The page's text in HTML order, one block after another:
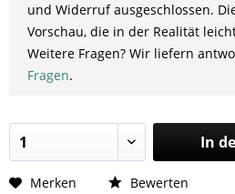
und Widerruf ausgeschlossen.
Vorschau, die in der Realität
Weitere Fragen? Wir liefern
Fragen.
In
Merken Bewerten